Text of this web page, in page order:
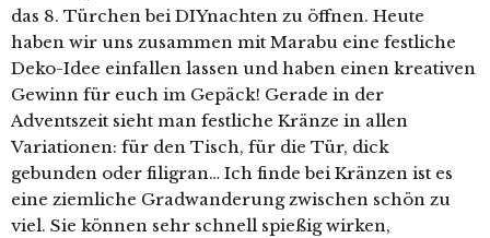
das 8. Türchen bei DIYnachten zu öffnen. Heute
haben wir uns zusammen mit Marabu eine festliche
Deko-Idee einfallen lassen und haben einen kreativen
Gewinn für euch im Gepäck! Gerade in der
Adventszeit sieht man festliche Kränze in allen
Variationen: für den Tisch, für die Tür, dick
gebunden oder filigran… Ich finde bei Kränzen ist es
eine ziemliche Gradwanderung zwischen schön zu
viel. Sie können sehr schnell spießig wirken,